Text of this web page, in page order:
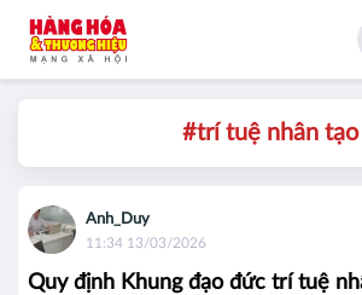
#trí tuệ nhân tạo
Anh_Duy
11:34 13/03/2026
Quy định Khung đạo đức trí tuệ